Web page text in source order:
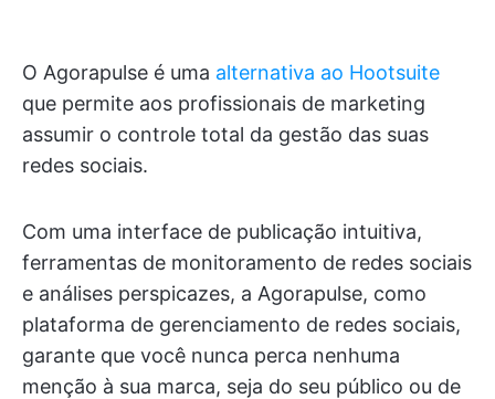
O Agorapulse é uma alternativa ao Hootsuite
que permite aos profissionais de marketing
assumir o controle total da gestão das suas
redes sociais.
Com uma interface de publicação intuitiva,
ferramentas de monitoramento de redes sociais
e análises perspicazes, a Agorapulse, como
plataforma de gerenciamento de redes sociais,
garante que você nunca perca nenhuma
menção à sua marca, seja do seu público ou de